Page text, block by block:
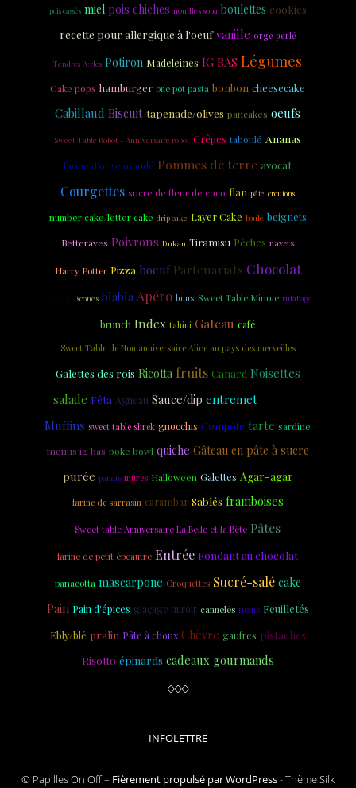
pois cassés miel pois chiches nouilles soba boulettes cookies
recette pour allergique à l'oeuf vanille orge perlé
Tendres Perles Potiron Madeleines IG BAS Légumes
Cake pops hamburger one pot pasta bonbon cheesecake
Cabillaud Biscuit tapenade/olives pancakes oeufs
Sweet Table Robot - Anniversaire robot Crêpes taboulé Ananas
farine d'orge mondé Pommes de terre avocat
Courgettes sucre de fleur de coco flan pâte croutons
number cake/letter cake drip cake Layer Cake boule beignets
Betteraves Poivrons Dukan Tiramisu Pêches navets
Harry Potter Pizza boeuf Partenariats Chocolat
scones blabla Apéro buns Sweet Table Minnie rutabaga
brunch Index tahini Gateau café
Sweet Table de Non anniversaire Alice au pays des merveilles
Galettes des rois Ricotta fruits Canard Noisettes
salade Fêta Agneau Sauce/dip entremet
Muffins sweet table shrek gnocchis Compote tarte sardine
menus ig bas poke bowl quiche Gâteau en pâte à sucre
purée panais mûres Halloween Galettes Agar-agar
farine de sarrasin carambar Sablés framboises
Sweet table Anniversaire La Belle et la Bête Pâtes
farine de petit épeautre Entrée Fondant au chocolat
panacotta mascarpone Croquettes Sucré-salé cake
Pain Pain d'épices glaçage miroir cannelés nems Feuilletés
Ebly/blé pralin Pâte à choux Chèvre gaufres pistaches
Risotto épinards cadeaux gourmands
INFOLETTRE
© Papilles On Off – Fièrement propulsé par WordPress-Thème Silk